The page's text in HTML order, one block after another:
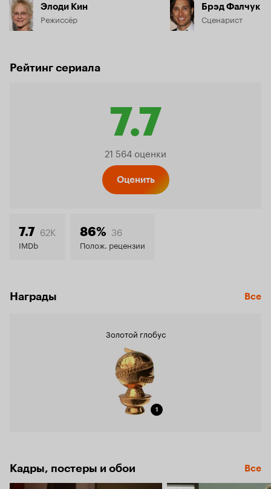
Элоди Кин
Режиссёр
Брэд Фалчук
Сценарист
Рейтинг сериала
7.7
Рейтинг
7.7
21 564 оценки
Оценить
7.7 62K
IMDb
86% 36
Полож. рецензии
Награды Все
Золотой глобус
1
Кадры, постеры и обои Все